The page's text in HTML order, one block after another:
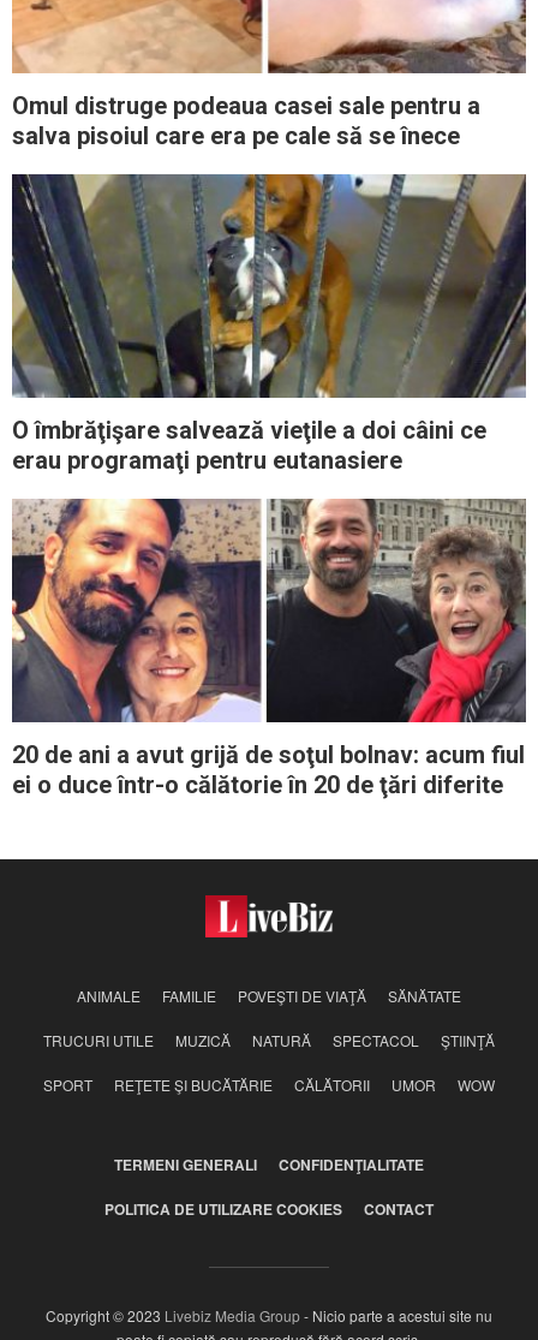
Omul distruge podeaua casei sale pentru a
salva pisoiul care era pe cale să se înece
O îmbrăţişare salvează vieţile a doi câini ce
erau programaţi pentru eutanasiere
20 de ani a avut grijă de soţul bolnav: acum fiul
ei o duce într-o călătorie în 20 de ţări diferite
ANIMALE FAMILIE POVEŞTI DE VIAŢĂ SĂNĂTATE
TRUCURI UTILE MUZICĂ NATURĂ SPECTACOL ŞTIINŢĂ
SPORT REŢETE ŞI BUCĂTĂRIE CĂLĂTORII UMOR WOW
TERMENI GENERALI CONFIDENŢIALITATE
POLITICA DE UTILIZARE COOKIES CONTACT
Copyright © 2023 Livebiz Media Group- Nicio parte a acestui site nu